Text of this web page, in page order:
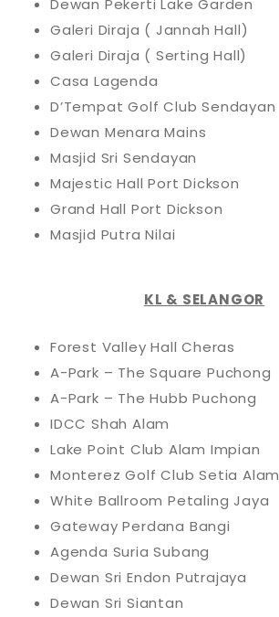
Dewan Pekerti Lake Garden
Galeri Diraja ( Jannah Hall)
Galeri Diraja ( Serting Hall)
Casa Lagenda
D’Tempat Golf Club Sendayan
Dewan Menara Mains
Masjid Sri Sendayan
Majestic Hall Port Dickson
Grand Hall Port Dickson
Masjid Putra Nilai
KL & SELANGOR
Forest Valley Hall Cheras
A-Park – The Square Puchong
A-Park – The Hubb Puchong
IDCC Shah Alam
Lake Point Club Alam Impian
Monterez Golf Club Setia Alam
White Ballroom Petaling Jaya
Gateway Perdana Bangi
Agenda Suria Subang
Dewan Sri Endon Putrajaya
Dewan Sri Siantan